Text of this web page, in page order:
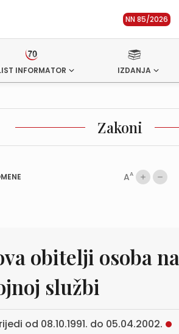
NN 85/2026
INFORMATOR IZDANJA
Zakoni
AA
obitelji osoba
službi
od 08.10.1991. do 05.04.2002.